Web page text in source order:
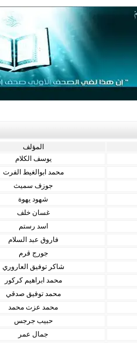
المؤلف
يوسف الكلام
محمد ابوالغيط الفرت
جوزف سميث
شهود يهوة
غسان خلف
اسد رستم
فاروق عبد السلام
جورج قرم
شاكر توفيق العاروري
محمد ابراهيم كركور
محمد توفيق صدقي
محمد عزت محمد
حبيب جرجس
جمال عمر